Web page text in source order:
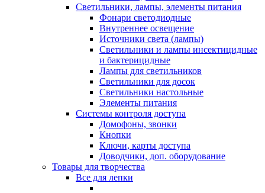
Светильники, лампы, элементы питания
Фонари светодиодные
Внутреннее освещение
Источники света (лампы)
Светильники и лампы инсектицидные
и бактерицидные
Лампы для светильников
Светильники для досок
Светильники настольные
Элементы питания
Системы контроля доступа
Домофоны, звонки
Кнопки
Ключи, карты доступа
Доводчики, доп. оборудование
Товары для творчества
Все для лепки